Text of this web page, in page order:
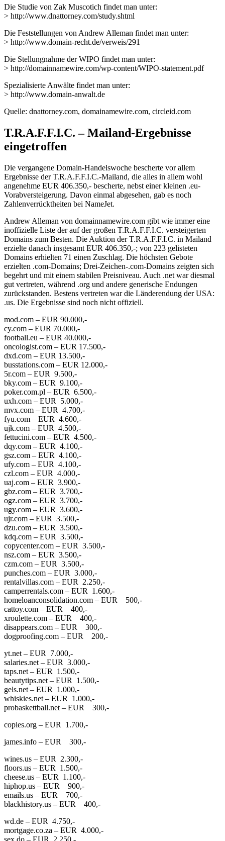
Die Studie von Zak Muscotich findet man unter:
> http://www.dnattorney.com/study.shtml
Die Feststellungen von Andrew Alleman findet man unter:
> http://www.domain-recht.de/verweis/291
Die Stellungnahme der WIPO findet man unter:
> http://domainnamewire.com/wp-content/WIPO-statement.pdf
Spezialisierte Anwälte findet man unter:
> http://www.domain-anwalt.de
Quelle: dnattorney.com, domainamewire.com, circleid.com
T.R.A.F.F.I.C. – Mailand-Ergebnisse
eingetroffen
Die vergangene Domain-Handelswoche bescherte vor allem
Ergebnisse der T.R.A.F.F.I.C.-Mailand, die alles in allem wohl
angenehme EUR 406.350,- bescherte, nebst einer kleinen .eu-
Vorabversteigerung. Davon einmal abgesehen, gab es noch
Zahlenverrücktheiten bei NameJet.
Andrew Alleman von domainnamewire.com gibt wie immer eine
inoffizielle Liste der auf der großen T.R.A.F.F.I.C. versteigerten
Domains zum Besten. Die Auktion der T.R.A.F.F.I.C. in Mailand
erzielte danach insgesamt EUR 406.350,-; von 223 gelisteten
Domains erhielten 71 einen Zuschlag. Die höchsten Gebote
erzielten .com-Domains; Drei-Zeichen-.com-Domains zeigten sich
begehrt und mit einem stabilen Preisniveau. Auch .net war diesmal
gut vertreten, während .org und andere generische Endungen
zurückstanden. Bestens vertreten war die Länderendung der USA:
.us. Die Ergebnisse sind noch nicht offiziell.
mod.com – EUR 90.000,-
cy.com – EUR 70.000,-
football.eu – EUR 40.000,-
oncologist.com – EUR 17.500,-
dxd.com – EUR 13.500,-
busstations.com – EUR 12.000,-
5r.com – EUR 9.500,-
bky.com – EUR 9.100,-
poker.com.pl – EUR 6.500,-
uxh.com – EUR 5.000,-
mvx.com – EUR 4.700,-
fyu.com – EUR 4.600,-
ujk.com – EUR 4.500,-
fettucini.com – EUR 4.500,-
dqy.com – EUR 4.100,-
gsz.com – EUR 4.100,-
ufy.com – EUR 4.100,-
czl.com – EUR 4.000,-
uaj.com – EUR 3.900,-
gbz.com – EUR 3.700,-
ogz.com – EUR 3.700,-
ugy.com – EUR 3.600,-
ujr.com – EUR 3.500,-
dzu.com – EUR 3.500,-
kdq.com – EUR 3.500,-
copycenter.com – EUR 3.500,-
nsz.com – EUR 3.500,-
czm.com – EUR 3.500,-
punches.com – EUR 3.000,-
rentalvillas.com – EUR 2.250,-
camperrentals.com – EUR 1.600,-
homeloanconsolidation.com – EUR 500,-
cattoy.com – EUR 400,-
xroulette.com – EUR 400,-
disappears.com – EUR 300,-
dogproofing.com – EUR 200,-
yt.net – EUR 7.000,-
salaries.net – EUR 3.000,-
taps.net – EUR 1.500,-
beautytips.net – EUR 1.500,-
gels.net – EUR 1.000,-
whiskies.net – EUR 1.000,-
probaskettball.net – EUR 300,-
copies.org – EUR 1.700,-
james.info – EUR 300,-
wines.us – EUR 2.300,-
floors.us – EUR 1.500,-
cheese.us – EUR 1.100,-
hiphop.us – EUR 900,-
emails.us – EUR 700,-
blackhistory.us – EUR 400,-
wd.de – EUR 4.750,-
mortgage.co.za – EUR 4.000,-
sex.do – EUR 2.250,-